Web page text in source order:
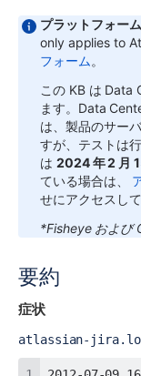
プラットフォー
only applies to
フォーム。
この KB は Data
ます。Data
は、製品のサー
すが、テストは
は 2024 年 2 月
ている場合は、
せにアクセスし
*Fisheye および
要約
症状
atlassian-